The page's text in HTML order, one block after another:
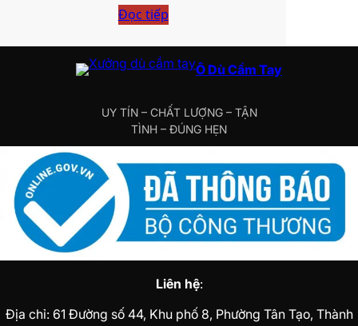
Đọc tiếp
Ô Dù Cầm Tay
UY TÍN – CHẤT LƯỢNG – TẬN
TÌNH – ĐÚNG HẸN
Liên hệ:
Địa chỉ: 61 Đường số 44, Khu phố 8, Phường Tân Tạo, Thành